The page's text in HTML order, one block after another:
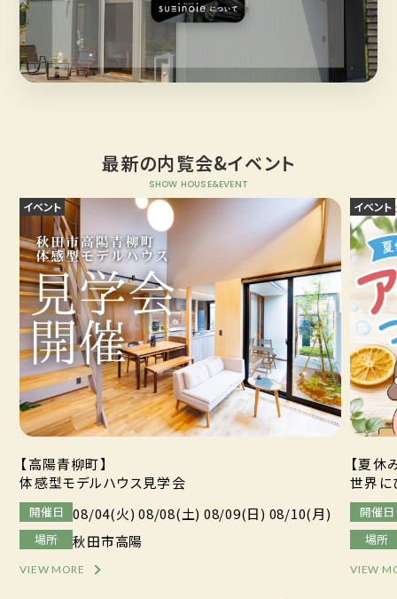
最新の内覧会&イベント
SHOW HOUSE&EVENT
イベント
【高陽青柳町】
体感型モデルハウス見学会
開催日 08/04(火) 08/08(土) 08/09(日) 08/10(月)
場所 秋田市高陽
VIEW MORE
イベント
【夏休
世界に
開催日
場所
VIEW